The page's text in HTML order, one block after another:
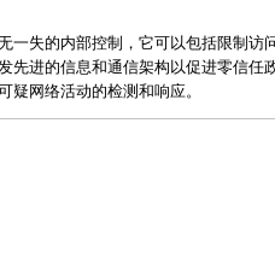
一失的内部控制，它可以包括限制访
先进的信息和通信架构以促进零信任
疑网络活动的检测和响应。